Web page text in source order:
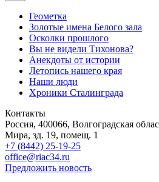
Геометка
Золотые имена Белого зала
Осколки прошлого
Вы не видели Тихонова?
Анекдоты от истории
Летопись нашего края
Наши люди
Хроники Сталинграда
Контакты
Россия, 400066, Волгоградская
Мира, зд. 19, помещ. 1
+7 (8442) 25-19-25
office@riac34.ru
Предложить новость